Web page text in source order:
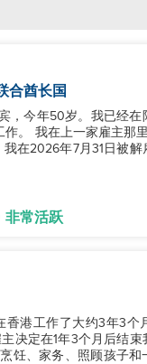
合酋长国
，今年50岁。我已经在
个月。
在2026年7月31日被
非常活跃
港工作了大约3年3个
决定在1年3个月后结束
饪、家务、照顾孩子和